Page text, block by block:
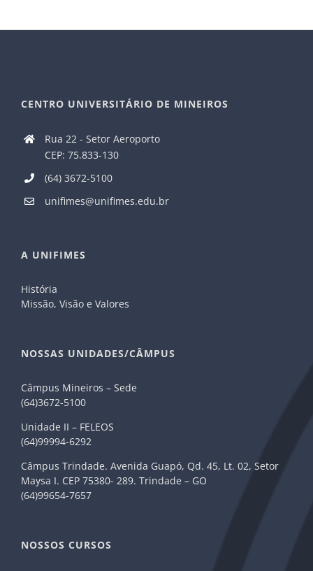
CENTRO UNIVERSITÁRIO DE MINEIROS
Rua 22 - Setor Aeroporto
CEP: 75.833-130
(64) 3672-5100
unifimes@unifimes.edu.br
A UNIFIMES
História
Missão, Visão e Valores
NOSSAS UNIDADES/CÂMPUS
Câmpus Mineiros – Sede
(64)3672-5100
Unidade II – FELEOS
(64)99994-6292
Câmpus Trindade. Avenida Guapó, Qd. 45, Lt. 02, Setor
Maysa I. CEP 75380- 289. Trindade – GO
(64)99654-7657
NOSSOS CURSOS